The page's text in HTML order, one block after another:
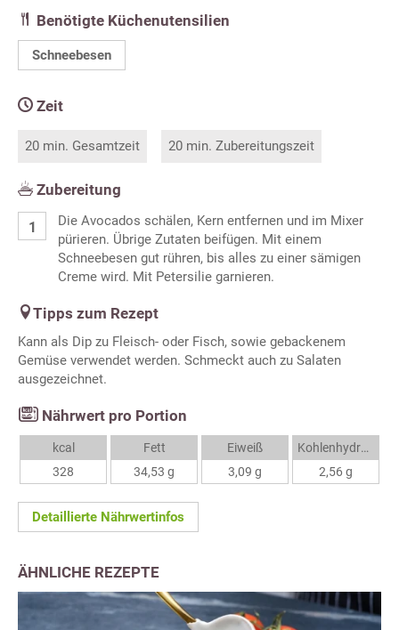
Benötigte Küchenutensilien
Schneebesen
Zeit
20 min. Gesamtzeit 20 min. Zubereitungszeit
Zubereitung
Die Avocados schälen, Kern entfernen und im Mixer
pürieren. Übrige Zutaten beifügen. Mit einem
Schneebesen gut rühren, bis alles zu einer sämigen
Creme wird. Mit Petersilie garnieren.
Tipps zum Rezept
Kann als Dip zu Fleisch- oder Fisch, sowie gebackenem
Gemüse verwendet werden. Schmeckt auch zu Salaten
ausgezeichnet.
Nährwert pro Portion
kcal
328
Fett
34,53 g
Eiweiß
3,09 g
Kohlenhydrate
2,56 g
Detaillierte Nährwertinfos
ÄHNLICHE REZEPTE